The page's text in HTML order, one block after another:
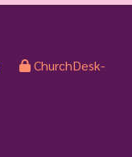
ChurchDesk-